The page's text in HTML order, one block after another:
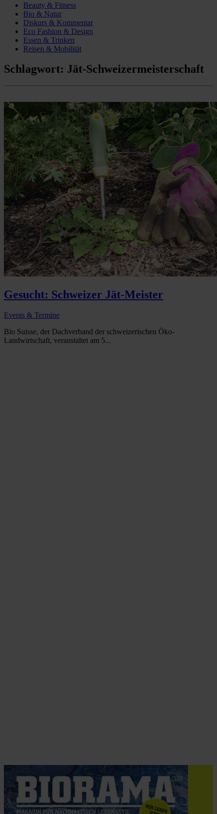
Beauty & Fitness
Bio & Natur
Diskurs & Kommentar
Eco Fashion & Design
Essen & Trinken
Reisen & Mobilität
Schlagwort: Jät-Schweizermeisterschaft
Gesucht: Schweizer Jät-Meister
Events & Termine
Bio Suisse, der Dachverband der schweizerischen Öko-
Landwirtschaft, veranstaltet am 5...